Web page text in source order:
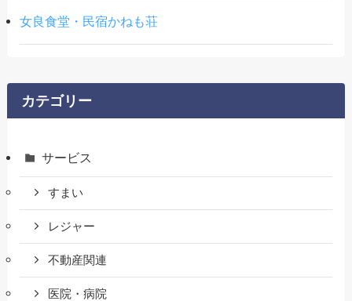
女良食堂・民宿かねも荘
カテゴリー
サービス
すまい
レジャー
不動産関連
医院・病院